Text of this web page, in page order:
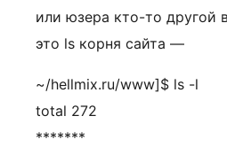
или юзера кто-то другой
это ls корня сайта —
~/hellmix.ru/www]$ ls -l
total 272
*******